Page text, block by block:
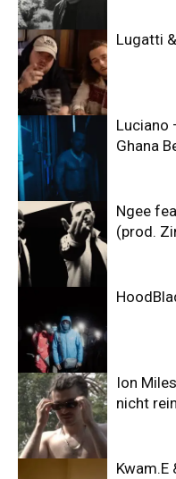
Lugatti
Luciano
Ghana
Ngee
(prod.
Ion
nicht
Kwam.E